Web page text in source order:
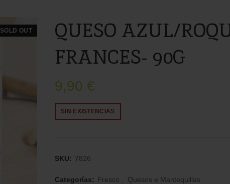
SOLD OUT
QUESO AZUL/
FRANCES- 90G
9,90 €
SIN EXISTENCIAS
SKU: 7826
Categorías: Fresco Quesos e Mantequillas